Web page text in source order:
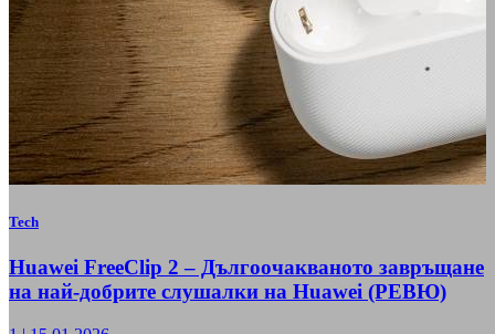
Tech
Huawei FreeClip 2 – Дългоочакваното завръщане
на най-добрите слушалки на Huawei (РЕВЮ)